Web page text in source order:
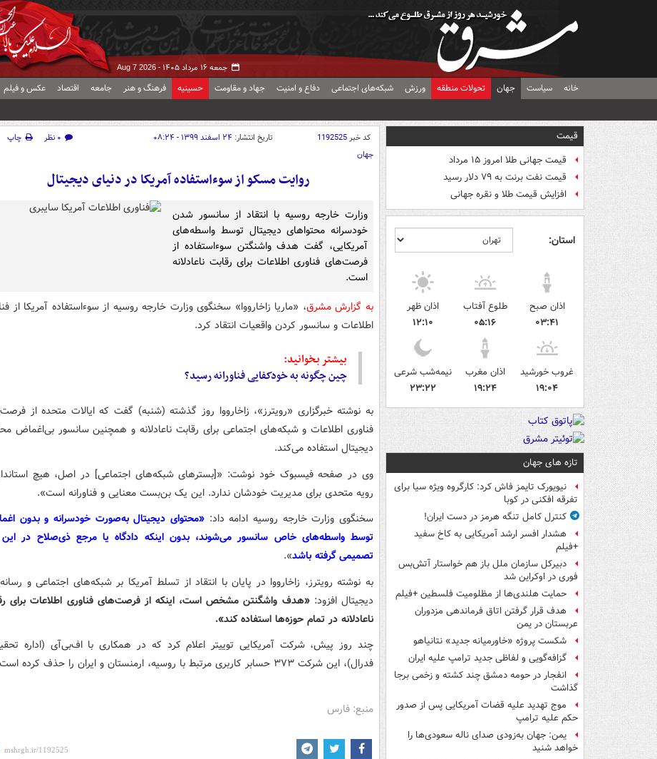
جمعه ۱۶ مرداد ۱۴۰۵ - Aug 7 2026
خانه سیاست جهان تحولات منطقه ورزش شبکه‌های اجتماعی دفاع و امنیت جهاد و مقاومت حسینیه فرهنگ و هنر جامعه اقتصاد عکس و فیلم
قیمت
قیمت جهانی طلا امروز ۱۵ مرداد
قیمت نفت برنت به ۷۹ دلار رسید
افزایش قیمت طلا و نقره جهانی
استان:
اذان صبح
۰۳:۴۱
طلوع آفتاب
۰۵:۱۶
اذان ظهر
۱۲:۱۰
غروب خورشید
۱۹:۰۴
اذان مغرب
۱۹:۲۴
نیمه‌شب شرعی
۲۳:۲۲
تازه های جهان
نیویورک تایمز فاش کرد: کارگروه ویژه سیا برای
تفرقه افکنی در کوبا
کنترل کامل تنگه هرمز در دست ایران!
هشدار افسر ارشد آمریکایی به کاخ سفید
+فیلم
دبیرکل سازمان ملل باز هم خواستار آتش‌بس
فوری در اوکراین شد
حمایت هلندی‌ها از مظلومیت فلسطین +فیلم
هدف قرار گرفتن اتاق‌ فرماندهی مزدوران
عربستان در یمن
شکست پروژه «خاورمیانه جدید» نتانیاهو
گزافه‌گویی و لفاظی جدید ترامپ علیه ایران
انفجار در حومه دمشق چند کشته و زخمی برجا
گذاشت
موج تهدید علیه قضات آمریکایی پس از صدور
حکم علیه ترامپ
یمن: جهان به‌زودی صدای ناله سعودی‌ها را
خواهد شنید
کد خبر1192525 تاریخ انتشار: ۲۴ اسفند ۱۳۹۹ - ۰۸:۲۴ ۰ نظر
چاپ
جهان
روایت مسکو از سوءاستفاده آمریکا در دنیای دیجیتال
وزارت خارجه روسیه با انتقاد از سانسور شدن
خودسرانه محتواهای دیجیتال توسط واسطه‌های
آمریکایی، گفت هدف واشنگتن سوءاستفاده از
فرصت‌های فناوری اطلاعات برای رقابت ناعادلانه
است.
به گزارش مشرق، «ماریا زاخارووا» سخنگوی وزارت خارجه روسیه از سوءاستفاده آمریکا از
اطلاعات و سانسور کردن واقعیات انتقاد کرد.
بیشتر بخوانید:
چین چگونه به خودکفایی فناورانه رسید؟
به نوشته خبرگزاری «رویترز»، زاخارووا روز گذشته (شنبه) گفت که ایالات متحده از
فناوری اطلاعات و شبکه‌های اجتماعی برای رقابت ناعادلانه و همچنین سانسور بی‌اغماض
دیجیتال استفاده می‌کند.
وی در صفحه فیسبوک خود نوشت: «[بسترهای شبکه‌های اجتماعی] در اصل، هیچ
رویه متحدی برای مدیریت خودشان ندارد. این یک بن‌بست معنایی و فناورانه است».
سخنگوی وزارت خارجه روسیه ادامه داد: «محتوای دیجیتال به‌صورت خودسرانه و بدون
توسط واسطه‌های خاص سانسور می‌شوند، بدون اینکه دادگاه یا مرجع ذی‌صلاح در این
تصمیمی گرفته باشد».
به نوشته رویترز، زاخارووا در پایان با انتقاد از تسلط آمریکا بر شبکه‌های اجتماعی و
دیجیتال افزود:«هدف واشگنتن مشخص است، اینکه از فرصت‌های فناوری اطلاعات برای
ناعادلانه در تمام حوزه‌ها استفاده کند».
چند روز پیش، شرکت آمریکایی توییتر اعلام کرد که در همکاری با اف‌بی‌آی (اداره
فدرال)، این شرکت ۳۷۳ حسابر کاربری مرتبط با روسیه، ارمنستان و ایران را حذف کرده است.
منبع: فارس